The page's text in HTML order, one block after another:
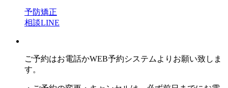
予防矯正
相談LINE
ご予約はお電話かWEB予約システムよりお願い致しま
す。